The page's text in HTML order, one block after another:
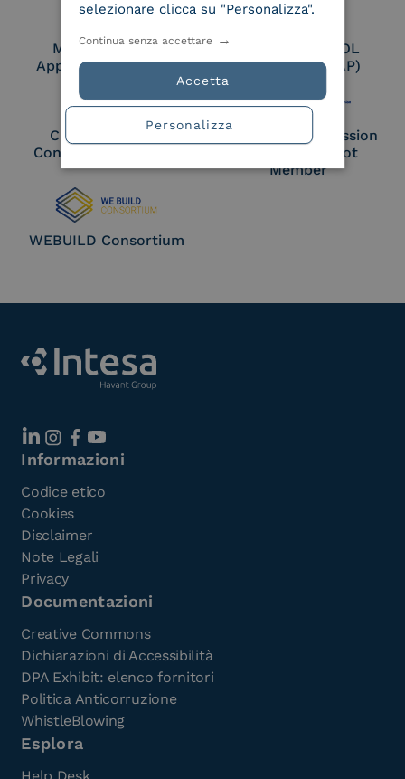
Membro Adobe
Approved Trust List
Certified PEPPOL
Access Point (AP)
Cloud Signature
Consortium Member
European Commission
Large Scale Pilot
Member
WEBUILD Consortium
Informazioni
Codice etico
Cookies
Disclaimer
Note Legali
Privacy
Documentazioni
Creative Commons
Dichiarazioni di Accessibilità
DPA Exhibit: elenco fornitori
Politica Anticorruzione
WhistleBlowing
Esplora
selezionare clicca su "Personalizza".
Accetta
Continua senza accettare
Personalizza